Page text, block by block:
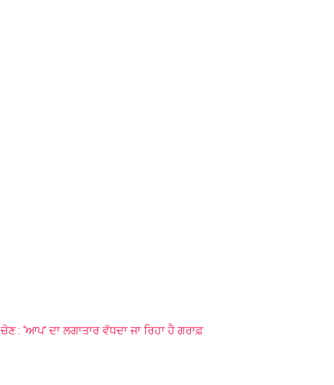
: ‘ਆਪ’ ਦਾ ਲਗਾਤਾਰ ਵੱਧਦਾ ਜਾ ਰਿਹਾ ਹੈ ਗਰਾਫ਼